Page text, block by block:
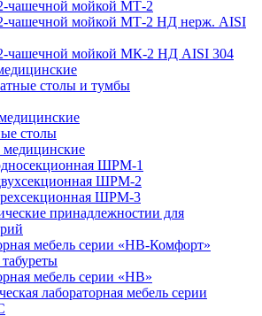
чашечной мойкой МТ-2
чашечной мойкой МТ-2 НД нерж. AISI
чашечной мойкой МК-2 НД AISI 304
столы и тумбы
столы
ШРМ-1
ШРМ-2
ШРМ-3
принадлежностии для
мебель серии «НВ-Комфорт»
мебель серии «НВ»
лабораторная мебель серии